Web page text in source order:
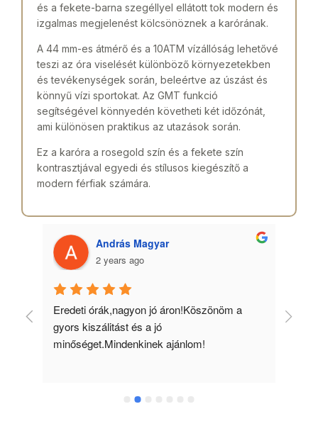
és a fekete-barna szegéllyel ellátott tok modern és
izgalmas megjelenést kölcsönöznek a karórának.
A 44 mm-es átmérő és a 10ATM vízállóság lehetővé
teszi az óra viselését különböző környezetekben
és tevékenységek során, beleértve az úszást és
könnyű vízi sportokat. Az GMT funkció
segítségével könnyedén követheti két időzónát,
ami különösen praktikus az utazások során.
Ez a karóra a rosegold szín és a fekete szín
kontrasztjával egyedi és stílusos kiegészítő a
modern férfiak számára.
András Magyar
2 years ago
Eredeti órák,nagyon jó áron!Köszönöm a
gyors kiszálitást és a jó
minőséget.Mindenkinek ajánlom!